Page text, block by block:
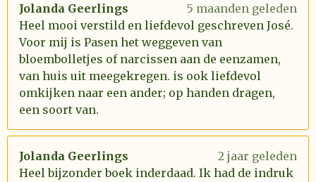
Jolanda Geerlings
5 maanden geleden
Heel mooi verstild en liefdevol geschreven José.
Voor mij is Pasen het weggeven van
bloembolletjes of narcissen aan de eenzamen,
van huis uit meegekregen. is ook liefdevol
omkijken naar een ander; op handen dragen,
een soort van.
Jolanda Geerlings
2 jaar geleden
Heel bijzonder boek inderdaad. Ik had de indruk